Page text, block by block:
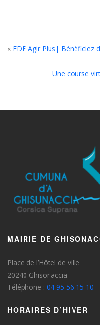
« EDF Agir Plus| Bénéficiez
Une course
MAIRIE DE
Place de l’Hôtel de ville
20240 Ghisonaccia
Téléphone : 04 95 56 15 10
HORAIRES D’HIVER